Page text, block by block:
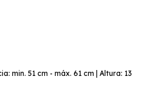
min. 51 cm - máx. 61 cm | Altura: 13